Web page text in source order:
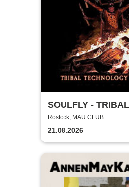
SOULFLY - TRIBAL
TECHNOLOGY
Rostock, MAU CLUB
21.08.2026